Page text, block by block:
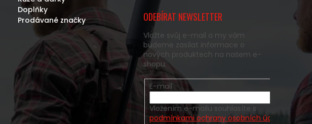
Doplňky
Prodávané značky
ODEBÍRAT NEWSLETTER
Vložte svůj e-mail a my vám
budeme zasílat informace o
nových produktech na našem e-
shopu.
E-mail
Vložením e-mailu souhlasíte s
podmínkami ochrany osobních údajů